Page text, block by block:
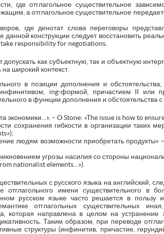
где отглагольное существительное
а отглагольное существительное
где денотат слова переговоры
конструкции следует восстановить
take responsibility for negotiations.
как субъектную, так и объектную
широкий контекст.
в позиции дополнения и
ing-формой, причастием II или
в функции дополнения и обстоятельства
экономики…». – O Stone: «The issue is how to
сохранения гибкости в организации таких
людям возможности приобретать продукты»
угрозы насилия со стороны
nationalist elements…»).
с русского языка на английский,
отглагольного имени существительного в
русском языке часто решается в пользу
отглагольных существительных
которая направлена в целом на устранение
Таким образом, при переводе
структуры (инфинитив, причастие,